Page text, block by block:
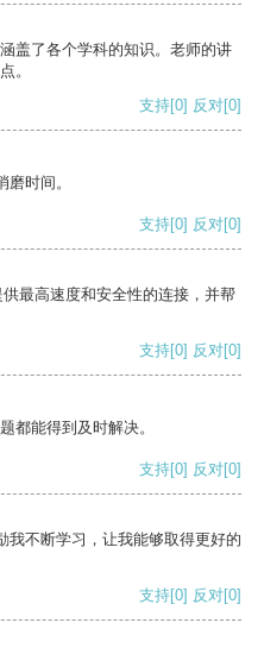
盖了各个学科的知识。老师的讲
。
支持[0] 反对[0]
时间。
支持[0] 反对[0]
最高速度和安全性的连接，并帮
支持[0] 反对[0]
都能得到及时解决。
支持[0] 反对[0]
我不断学习，让我能够取得更好的
支持[0] 反对[0]